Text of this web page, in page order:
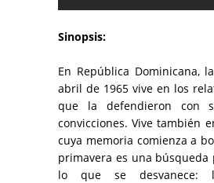
Sinopsis:
En República Dominicana,
abril de 1965 vive en los
que la defendieron con
convicciones. Vive también
cuya memoria comienza a
primavera es una
lo que se desvanece: